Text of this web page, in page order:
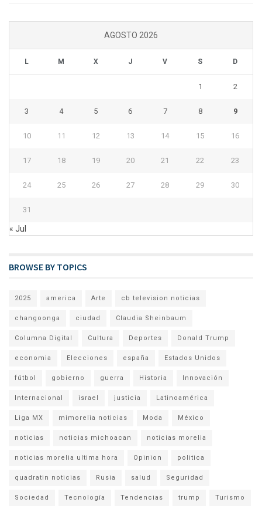
AGOSTO 2026
L M X J V S D
1 2
3 4 5 6 7 8 9
10 11 12 13 14 15 16
17 18 19 20 21 22 23
24 25 26 27 28 29 30
31
« Jul
BROWSE BY TOPICS
2025 america Arte cb television noticias
changoonga ciudad Claudia Sheinbaum
Columna Digital Cultura Deportes Donald Trump
economia Elecciones españa Estados Unidos
fútbol gobierno guerra Historia Innovación
Internacional israel justicia Latinoamérica
Liga MX mimorelia noticias Moda México
noticias noticias michoacan noticias morelia
noticias morelia ultima hora Opinion politica
quadratin noticias Rusia salud Seguridad
Sociedad Tecnología Tendencias trump Turismo